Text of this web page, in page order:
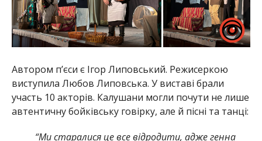
Автором п’єси є Ігор Липовський. Режисеркою
виступила Любов Липовська. У виставі брали
участь 10 акторів. Калушани могли почути не лише
автентичну бойківську говірку, але й пісні та танці:
“Ми старалися це все відродити, адже генна